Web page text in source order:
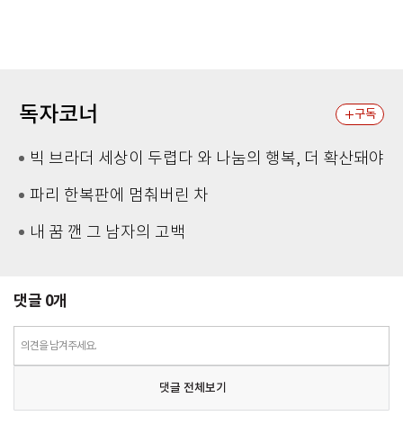
독자코너 구독
빅 브라더 세상이 두렵다 와 나눔의 행복, 더 확산돼야
파리 한복판에 멈춰버린 차
내 꿈 깬 그 남자의 고백
댓글 0개
의견을 남겨주세요.
댓글 전체보기